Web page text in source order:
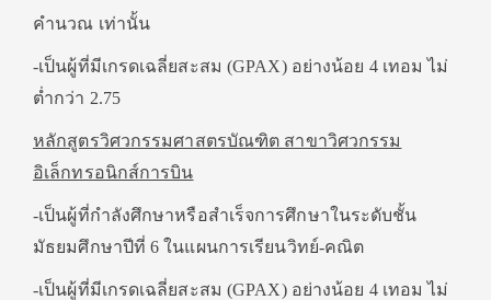
คำนวณ เท่านั้น
-เป็นผู้ที่มีเกรดเฉลี่ยสะสม (GPAX) อย่างน้อย 4 เทอม ไม่
ต่ำกว่า 2.75
หลักสูตรวิศวกรรมศาสตรบัณฑิต สาขาวิศวกรรม
อิเล็กทรอนิกส์การบิน
-เป็นผู้ที่กำลังศึกษาหรือสำเร็จการศึกษาในระดับชั้น
มัธยมศึกษาปีที่ 6 ในแผนการเรียนวิทย์-คณิต
-เป็นผู้ที่มีเกรดเฉลี่ยสะสม (GPAX) อย่างน้อย 4 เทอม ไม่